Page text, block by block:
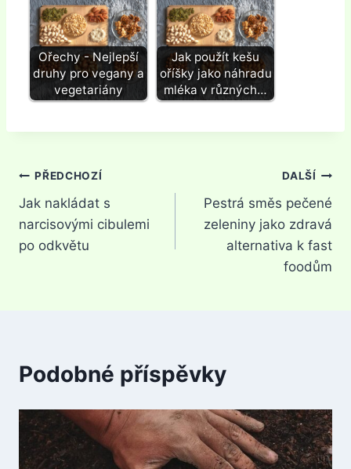
Ořechy - Nejlepší
druhy pro vegany a
vegetariány
Jak použít kešu
oříšky jako náhradu
mléka v různých…
Navigace
pro
příspěvek
PŘEDCHOZÍ
Jak nakládat s
narcisovými cibulemi
po odkvětu
DALŠÍ
Pestrá směs pečené
zeleniny jako zdravá
alternativa k fast
foodům
Podobné příspěvky